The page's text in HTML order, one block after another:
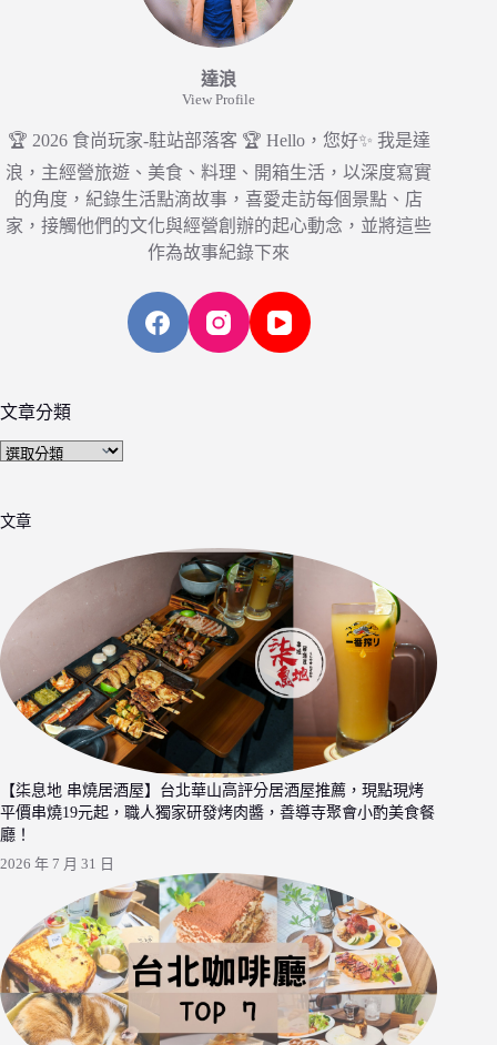
達浪
View Profile
🏆 2026 食尚玩家-駐站部落客 🏆 Hello，您好✨ 我是達
浪，主經營旅遊、美食、料理、開箱生活，以深度寫實
的角度，紀錄生活點滴故事，喜愛走訪每個景點、店
家，接觸他們的文化與經營創辦的起心動念，並將這些
作為故事紀錄下來
文章分類
文
類
文章
【柒息地 串燒居酒屋】台北華山高評分居酒屋推薦，現點現烤
平價串燒19元起，職人獨家研發烤肉醬，善導寺聚會小酌美食餐
廳！
2026 年 7 月 31 日